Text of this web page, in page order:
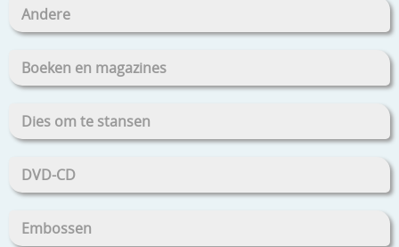
Andere
Boeken en magazines
Dies om te stansen
DVD-CD
Embossen